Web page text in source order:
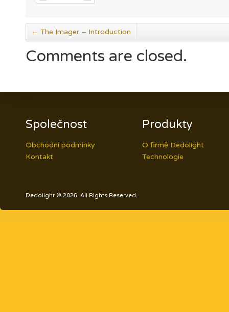
← The Imager – Introduction
Comments are closed.
Společnost
Obchodní podmínky
Kontakt
Produkty
O firmě Dedolight
Technologie
Dedolight © 2026. All Rights Reserved.